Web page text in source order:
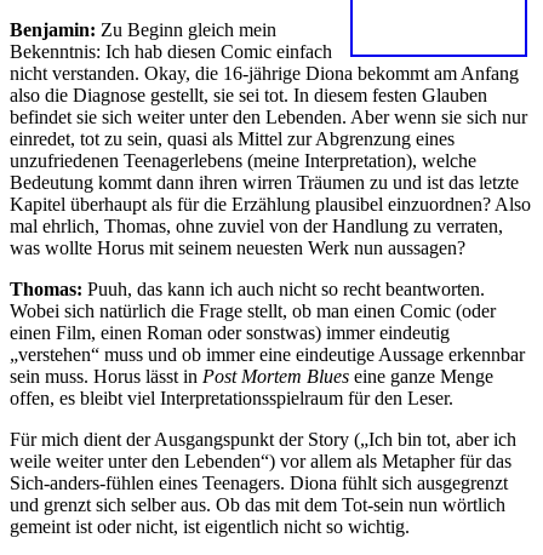
Benjamin: Zu Beginn gleich mein
Bekenntnis: Ich hab diesen Comic einfach
nicht verstanden. Okay, die 16-jährige Diona bekommt am Anfang
also die Diagnose gestellt, sie sei tot. In diesem festen Glauben
befindet sie sich weiter unter den Lebenden. Aber wenn sie sich nur
einredet, tot zu sein, quasi als Mittel zur Abgrenzung eines
unzufriedenen Teenagerlebens (meine Interpretation), welche
Bedeutung kommt dann ihren wirren Träumen zu und ist das letzte
Kapitel überhaupt als für die Erzählung plausibel einzuordnen? Also
mal ehrlich, Thomas, ohne zuviel von der Handlung zu verraten,
was wollte Horus mit seinem neuesten Werk nun aussagen?
Thomas: Puuh, das kann ich auch nicht so recht beantworten.
Wobei sich natürlich die Frage stellt, ob man einen Comic (oder
einen Film, einen Roman oder sonstwas) immer eindeutig
„verstehen“ muss und ob immer eine eindeutige Aussage erkennbar
sein muss. Horus lässt in Post Mortem Blues eine ganze Menge
offen, es bleibt viel Interpretationsspielraum für den Leser.
Für mich dient der Ausgangspunkt der Story („Ich bin tot, aber ich
weile weiter unter den Lebenden“) vor allem als Metapher für das
Sich-anders-fühlen eines Teenagers. Diona fühlt sich ausgegrenzt
und grenzt sich selber aus. Ob das mit dem Tot-sein nun wörtlich
gemeint ist oder nicht, ist eigentlich nicht so wichtig.